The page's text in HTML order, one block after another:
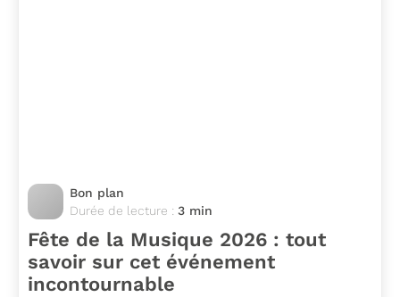
Bon plan
Durée de lecture : 3 min
Fête de la Musique 2026 : tout
savoir sur cet événement
incontournable